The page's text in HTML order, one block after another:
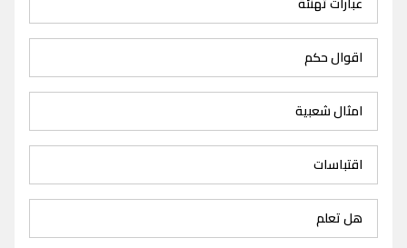
اقوال حكم
امثال شعبية
اقتباسات
هل تعلم